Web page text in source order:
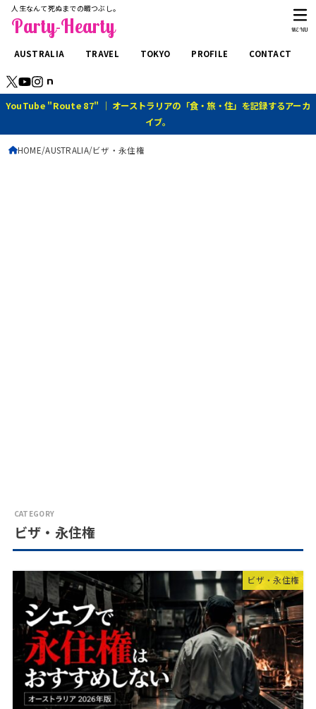
人生なんて死ぬまでの暇つぶし。
Party-Hearty
AUSTRALIA TRAVEL TOKYO PROFILE CONTACT
MENU
YouTube "Route 87" ｜ オーストラリアの「食・旅・住」を記録するアーカ
イブ。
HOME AUSTRALIA ビザ・永住権
ビザ・永住権
ビザ・永住権